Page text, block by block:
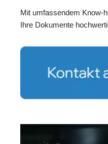
Mit umfassendem Know-
Ihre Dokumente